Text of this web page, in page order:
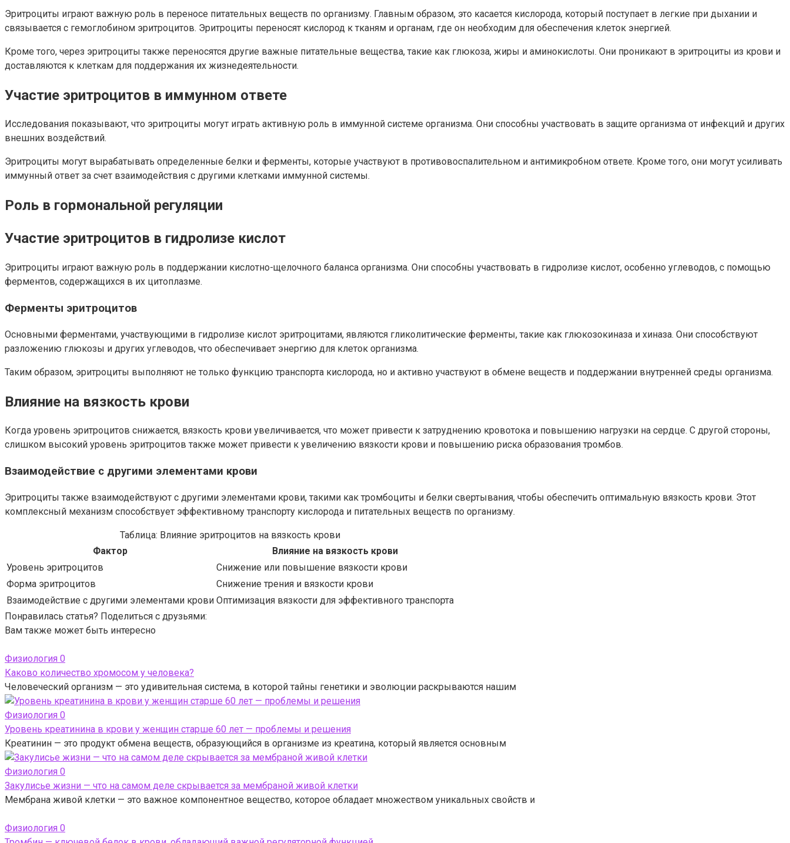
Эритроциты играют важную роль в переносе питательных веществ по организму. Главным образом, это касается кислорода, который поступает в легкие при дыхании и
связывается с гемоглобином эритроцитов. Эритроциты переносят кислород к тканям и органам, где он необходим для обеспечения клеток энергией.
Кроме того, через эритроциты также переносятся другие важные питательные вещества, такие как глюкоза, жиры и аминокислоты. Они проникают в эритроциты из крови и
доставляются к клеткам для поддержания их жизнедеятельности.
Участие эритроцитов в иммунном ответе
Исследования показывают, что эритроциты могут играть активную роль в иммунной системе организма. Они способны участвовать в защите организма от инфекций и других
внешних воздействий.
Эритроциты могут вырабатывать определенные белки и ферменты, которые участвуют в противовоспалительном и антимикробном ответе. Кроме того, они могут усиливать
иммунный ответ за счет взаимодействия с другими клетками иммунной системы.
Роль в гормональной регуляции
Участие эритроцитов в гидролизе кислот
Эритроциты играют важную роль в поддержании кислотно-щелочного баланса организма. Они способны участвовать в гидролизе кислот, особенно углеводов, с помощью
ферментов, содержащихся в их цитоплазме.
Ферменты эритроцитов
Основными ферментами, участвующими в гидролизе кислот эритроцитами, являются гликолитические ферменты, такие как глюкозокиназа и хиназа. Они способствуют
разложению глюкозы и других углеводов, что обеспечивает энергию для клеток организма.
Таким образом, эритроциты выполняют не только функцию транспорта кислорода, но и активно участвуют в обмене веществ и поддержании внутренней среды организма.
Влияние на вязкость крови
Когда уровень эритроцитов снижается, вязкость крови увеличивается, что может привести к затруднению кровотока и повышению нагрузки на сердце. С другой стороны,
слишком высокий уровень эритроцитов также может привести к увеличению вязкости крови и повышению риска образования тромбов.
Взаимодействие с другими элементами крови
Эритроциты также взаимодействуют с другими элементами крови, такими как тромбоциты и белки свертывания, чтобы обеспечить оптимальную вязкость крови. Этот
комплексный механизм способствует эффективному транспорту кислорода и питательных веществ по организму.
Таблица: Влияние эритроцитов на вязкость крови
Фактор
Влияние на вязкость крови
Уровень эритроцитов
Снижение или повышение вязкости крови
Форма эритроцитов
Снижение трения и вязкости крови
Взаимодействие с другими элементами крови Оптимизация вязкости для эффективного транспорта
Понравилась статья? Поделиться с друзьями:
Вам также может быть интересно
Физиология 0
Каково количество хромосом у человека?
Человеческий организм — это удивительная система, в которой тайны генетики и эволюции раскрываются нашим
Физиология 0
Уровень креатинина в крови у женщин старше 60 лет — проблемы и решения
Креатинин — это продукт обмена веществ, образующийся в организме из креатина, который является основным
Физиология 0
Закулисье жизни — что на самом деле скрывается за мембраной живой клетки
Мембрана живой клетки — это важное компонентное вещество, которое обладает множеством уникальных свойств и
Физиология 0